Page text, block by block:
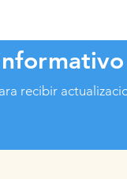
recibir